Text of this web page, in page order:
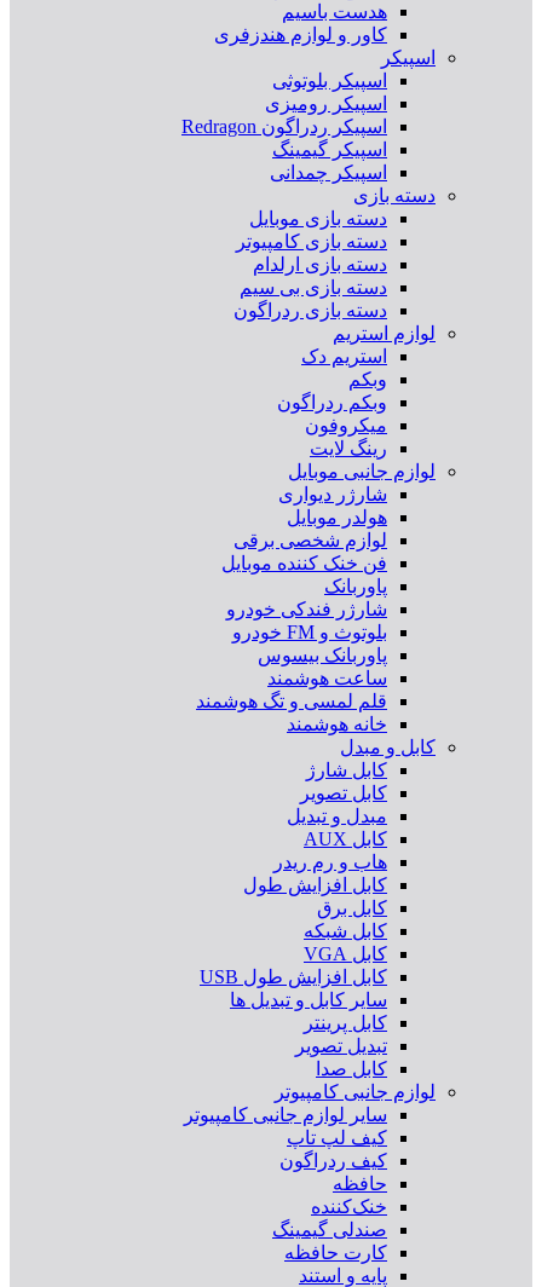
هدست باسیم
کاور و لوازم هندزفری
اسپیکر
اسپیکر بلوتوثی
اسپیکر رومیزی
اسپیکر ردراگون Redragon
اسپیکر گیمینگ
اسپیکر چمدانی
دسته بازی
دسته بازی موبایل
دسته بازی کامپیوتر
دسته بازی ارلدام
دسته بازی بی سیم
دسته بازی ردراگون
لوازم استریم
استریم دک
وبکم
وبکم ردراگون
میکروفون
رینگ لایت
لوازم جانبی موبایل
شارژر دیواری
هولدر موبایل
لوازم شخصی برقی
فن خنک کننده موبایل
پاوربانک
شارژر فندکی خودرو
بلوتوث و FM خودرو
پاوربانک بیسوس
ساعت هوشمند
قلم لمسی و تگ هوشمند
خانه هوشمند
کابل و مبدل
کابل شارژ
کابل تصویر
مبدل و تبدیل
کابل AUX
هاب و رم ریدر
کابل افزایش طول
کابل برق
کابل شبکه
کابل VGA
کابل افزایش طول USB
سایر کابل و تبدیل ها
کابل پرینتر
تبدیل تصویر
کابل صدا
لوازم جانبی کامپیوتر
سایر لوازم جانبی کامپیوتر
کیف لپ تاپ
کیف ردراگون
حافظه
خنک‌کننده
صندلی گیمینگ
کارت حافظه
پایه و استند